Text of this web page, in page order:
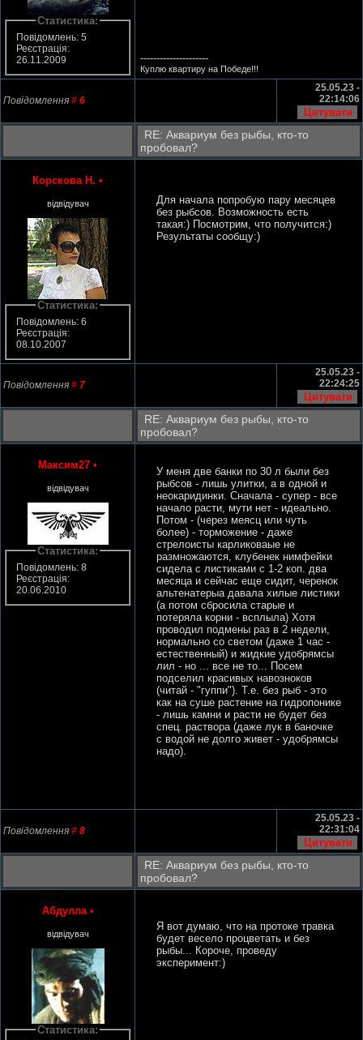
Статистика:
Повідомлень: 5
Реєстрація:
26.11.2009
---------------------
Куплю квартиру на Победе!!!
Повідомлення # 6
25.05.23 -
22:14:06
RE: Аквариум без рыбы, кто-то
пробовал?
Корскова Н. •
відвідувач
Статистика:
Повідомлень: 6
Реєстрація:
08.10.2007
Для начала попробую пару месяцев
без рыбсов. Возможность есть
такая:) Посмотрим, что получится:)
Результаты сообщу:)
Повідомлення # 7
25.05.23 -
22:24:25
RE: Аквариум без рыбы, кто-то
пробовал?
Максим27 •
відвідувач
Статистика:
Повідомлень: 8
Реєстрація:
20.06.2010
У меня две банки по 30 л были без
рыбсов - лишь улитки, а в одной и
неокаридинки. Сначала - супер - все
начало расти, мути нет - идеально.
Потом - (через меясц или чуть
более) - торможение - даже
стрелоисты карликоваые не
размножаются, клубенек нимфейки
сидела с листиками с 1-2 коп. два
месяца и сейчас еще сидит, черенок
альтенатерыа давала хилые листики
(а потом сбросила старые и
потеряла корни - всплыла) Хотя
проводил подмены раз в 2 недели,
нормально со светом (даже 1 час -
естественный) и жидкие удобрямсы
лил - но ... все не то... Посем
подселил красивых навозноков
(читай - "гуппи"). Т.е. без рыб - это
как на суше растение на гидропонике
- лишь камни и расти не будет без
спец. раствора (даже лук в баночке
с водой не долго живет - удобрямсы
надо).
Повідомлення # 8
25.05.23 -
22:31:04
RE: Аквариум без рыбы, кто-то
пробовал?
Абдулла •
відвідувач
Статистика:
Я вот думаю, что на протоке травка
будет весело процветать и без
рыбы... Короче, проведу
эксперимент:)